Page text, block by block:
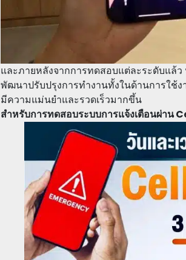
และภายหลังจากการทดสอบแต่ละระดับแล้
พัฒนาปรับปรุงการทำงานทั้งในด้านการใช้
มีความแม่นยำและรวดเร็วมากขึ้น
สำหรับการทดสอบระบบการแจ้งเตือนผ่าน